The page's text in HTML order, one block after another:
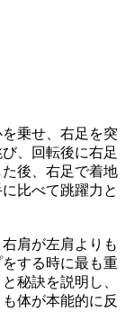
乗せ、右足を突
、回転後に右足
後、右足で着地
比べて跳躍力と
肩が左肩よりも
する時に最も重
秘訣を説明し、
体が本能的に反